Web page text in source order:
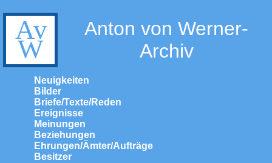
Anton von Werner-
Archiv
Neuigkeiten
Bilder
Briefe/Texte/Reden
Ereignisse
Meinungen
Beziehungen
Ehrungen/Ämter/Aufträge
Besitzer